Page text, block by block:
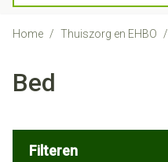
Home / Thuiszorg en EHBO /
Bed
Filteren